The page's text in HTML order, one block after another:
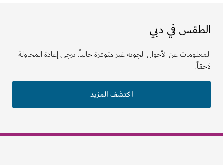
الطقس في دبي
المعلومات عن الأحوال الجوية غير متوفرة حالياً. يرجى إعادة المحاولة
لاحقاً.
اكتشف المزيد